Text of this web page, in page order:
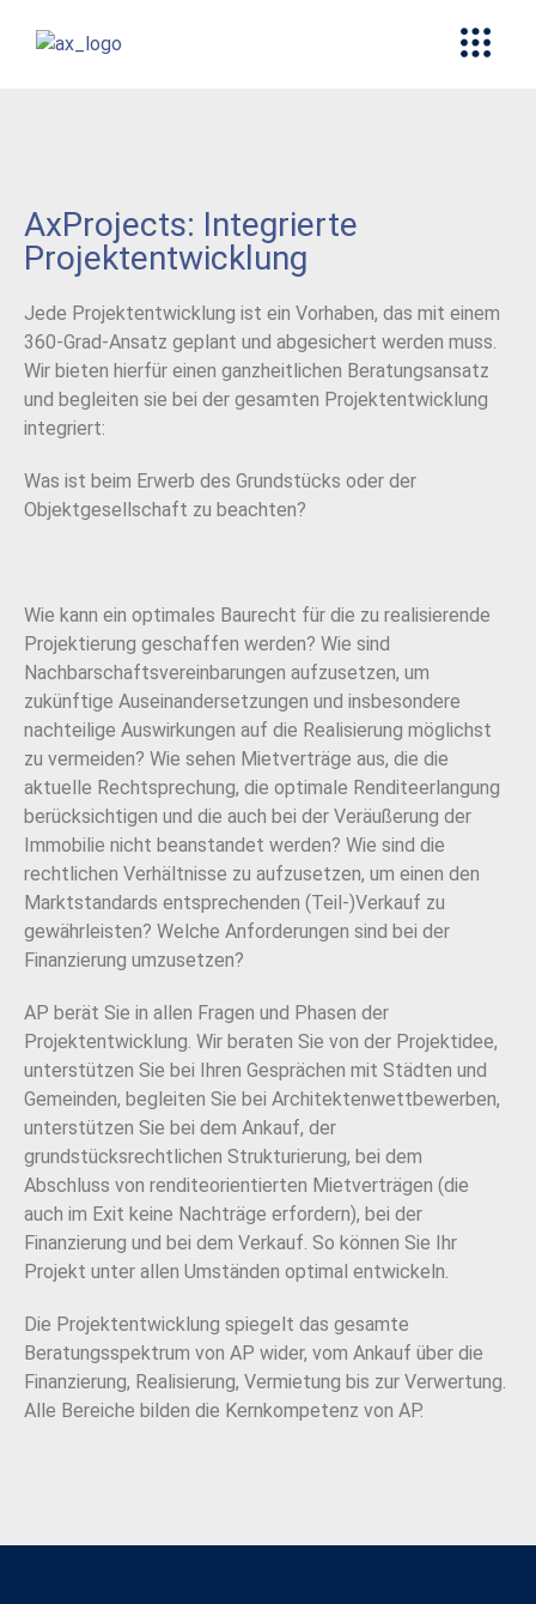
AxProjects: Integrierte
Projektentwicklung
Jede Projektentwicklung ist ein Vorhaben, das mit einem
360-Grad-Ansatz geplant und abgesichert werden muss.
Wir bieten hierfür einen ganzheitlichen Beratungsansatz
und begleiten sie bei der gesamten Projektentwicklung
integriert:
Was ist beim Erwerb des Grundstücks oder der
Objektgesellschaft zu beachten?
Wie kann ein optimales Baurecht für die zu realisierende
Projektierung geschaffen werden? Wie sind
Nachbarschaftsvereinbarungen aufzusetzen, um
zukünftige Auseinandersetzungen und insbesondere
nachteilige Auswirkungen auf die Realisierung möglichst
zu vermeiden? Wie sehen Mietverträge aus, die die
aktuelle Rechtsprechung, die optimale Renditeerlangung
berücksichtigen und die auch bei der Veräußerung der
Immobilie nicht beanstandet werden? Wie sind die
rechtlichen Verhältnisse zu aufzusetzen, um einen den
Marktstandards entsprechenden (Teil-)Verkauf zu
gewährleisten? Welche Anforderungen sind bei der
Finanzierung umzusetzen?
AP berät Sie in allen Fragen und Phasen der
Projektentwicklung. Wir beraten Sie von der Projektidee,
unterstützen Sie bei Ihren Gesprächen mit Städten und
Gemeinden, begleiten Sie bei Architektenwettbewerben,
unterstützen Sie bei dem Ankauf, der
grundstücksrechtlichen Strukturierung, bei dem
Abschluss von renditeorientierten Mietverträgen (die
auch im Exit keine Nachträge erfordern), bei der
Finanzierung und bei dem Verkauf. So können Sie Ihr
Projekt unter allen Umständen optimal entwickeln.
Die Projektentwicklung spiegelt das gesamte
Beratungsspektrum von AP wider, vom Ankauf über die
Finanzierung, Realisierung, Vermietung bis zur Verwertung.
Alle Bereiche bilden die Kernkompetenz von AP.